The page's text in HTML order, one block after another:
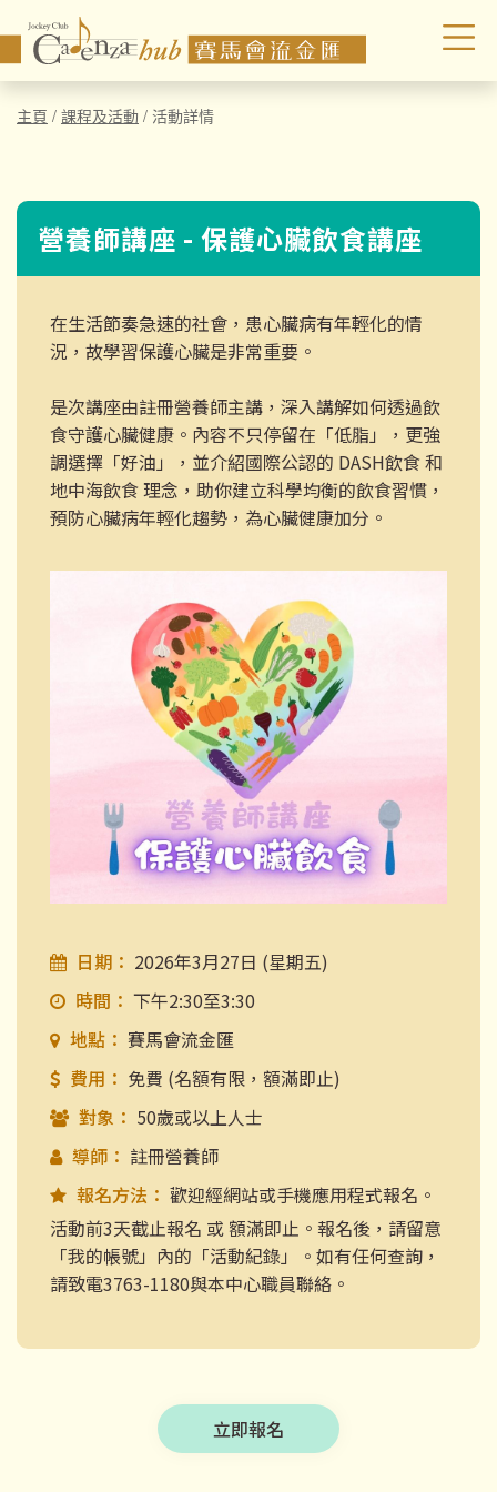
主頁 / 課程及活動 / 活動詳情
營養師講座 - 保護心臟飲食講座
在生活節奏急速的社會，患心臟病有年輕化的情
況，故學習保護心臟是非常重要。
是次講座由註冊營養師主講，深入講解如何透過飲
食守護心臟健康。內容不只停留在「低脂」，更強
調選擇「好油」，並介紹國際公認的 DASH飲食 和
地中海飲食 理念，助你建立科學均衡的飲食習慣，
預防心臟病年輕化趨勢，為心臟健康加分。
日期： 2026年3月27日 (星期五)
時間： 下午2:30至3:30
地點： 賽馬會流金匯
費用： 免費 (名額有限，額滿即止)
對象： 50歲或以上人士
導師： 註冊營養師
報名方法： 歡迎經網站或手機應用程式報名。
活動前3天截止報名 或 額滿即止。報名後，請留意
「我的帳號」內的「活動紀錄」。如有任何查詢，
請致電3763-1180與本中心職員聯絡。
立即報名